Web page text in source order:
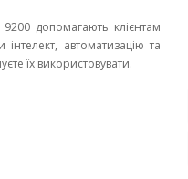
допомагають клієнтам
автоматизацію та
їх використовувати.